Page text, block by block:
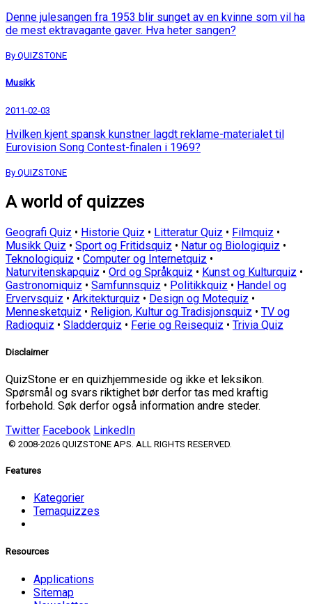
Denne julesangen fra 1953 blir sunget av en kvinne som vil ha
de mest ektravagante gaver. Hva heter sangen?
By QUIZSTONE
Musikk
2011-02-03
Hvilken kjent spansk kunstner lagdt reklame-materialet til
Eurovision Song Contest-finalen i 1969?
By QUIZSTONE
A world of quizzes
Geografi Quiz • Historie Quiz • Litteratur Quiz • Filmquiz •
Musikk Quiz • Sport og Fritidsquiz • Natur og Biologiquiz •
Teknologiquiz • Computer og Internetquiz •
Naturvitenskapquiz • Ord og Språkquiz • Kunst og Kulturquiz •
Gastronomiquiz • Samfunnsquiz • Politikkquiz • Handel og
Ervervsquiz • Arkitekturquiz • Design og Motequiz •
Mennesketquiz • Religion, Kultur og Tradisjonsquiz • TV og
Radioquiz • Sladderquiz • Ferie og Reisequiz • Trivia Quiz
Disclaimer
QuizStone er en quizhjemmeside og ikke et leksikon.
Spørsmål og svars riktighet bør derfor tas med kraftig
forbehold. Søk derfor også information andre steder.
Twitter Facebook LinkedIn
© 2008-2026 QUIZSTONE APS. ALL RIGHTS RESERVED.
Features
Kategorier
Temaquizzes
Resources
Applications
Sitemap